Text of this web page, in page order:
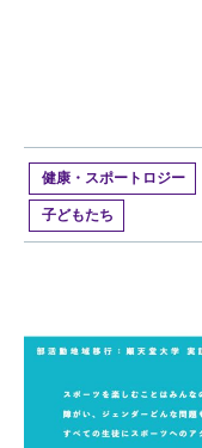
健康・スポートロジー
子どもたち